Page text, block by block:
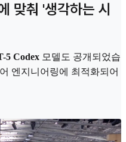
맞춰 '생각하는 시
5 Codex 모델도 공개되었습
엔지니어링에 최적화되어